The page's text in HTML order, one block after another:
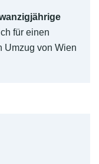
für einen
Umzug von Wien